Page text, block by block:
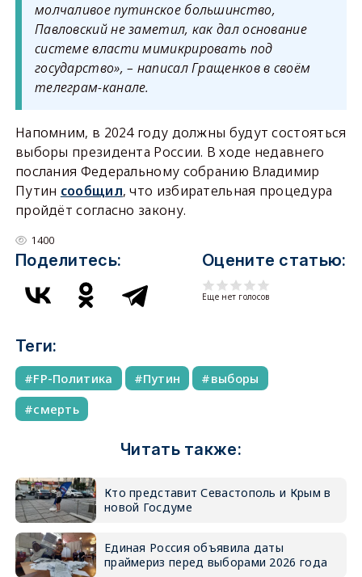
молчаливое путинское большинство,
Павловский не заметил, как дал основание
системе власти мимикрировать под
государство», – написал Гращенков в своём
телеграм-канале.
Напомним, в 2024 году должны будут состояться
выборы президента России. В ходе недавнего
послания Федеральному собранию Владимир
Путин сообщил, что избирательная процедура
пройдёт согласно закону.
1400
Поделитесь: Оцените статью:
Еще нет голосов
Теги:
FP-Политика Путин
выборы
смерть
Читать также:
Кто представит Севастополь и Крым в
новой Госдуме
Единая Россия объявила даты
праймериз перед выборами 2026 года